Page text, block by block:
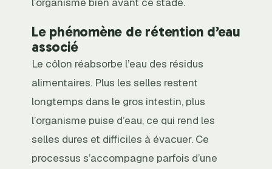
Le phénomène de rétention d’eau
associé
Le côlon réabsorbe l’eau des résidus
alimentaires. Plus les selles restent
longtemps dans le gros intestin, plus
l’organisme puise d’eau, ce qui rend les
selles dures et difficiles à évacuer. Ce
processus s’accompagne parfois d’une